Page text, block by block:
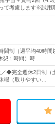
て考慮します※試用
間制（週平均40時間
憩１時間）時…
／◆完全週休2日制（
（取りやすい…